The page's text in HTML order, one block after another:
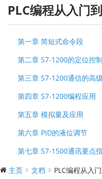
PLC编程从入门
第一章 简短式命令段
第二章 S7-1200的定位控
第三章 S7-1200通信的高
第四章 S7-1200编程应用
第五章 模拟量及应用
第六章 PID的液位调节
第七章 S7-1500通讯要点
主页
文档 PLC编程从入